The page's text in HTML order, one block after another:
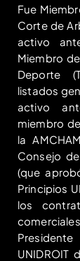
Fue
Corte de
activo
Miembro
Deporte
listados
activo
miembro
la
Consejo
(que
Principios
los
UNIDROIT